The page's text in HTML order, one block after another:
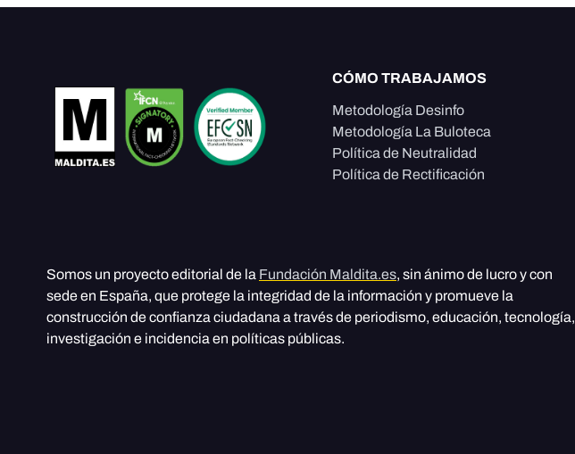
CÓMO TRABAJAMOS
Metodología Desinfo
Metodología La Buloteca
Política de Neutralidad
Política de Rectificación
Somos un proyecto editorial de la Fundación Maldita.es, sin ánimo de lucro y con
sede en España, que protege la integridad de la información y promueve la
construcción de confianza ciudadana a través de periodismo, educación, tecnología,
investigación e incidencia en políticas públicas.